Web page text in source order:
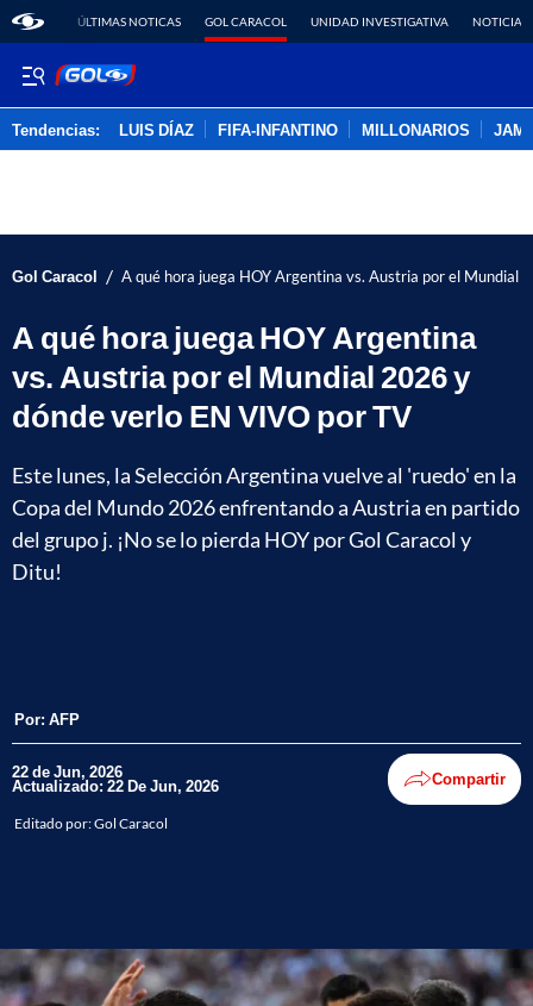
ÚLTIMAS NOTICAS GOL CARACOL UNIDAD INVESTIGATIVA NOTICIAS
Tendencias: LUIS DÍAZ FIFA-INFANTINO MILLONARIOS
Gol Caracol / A qué hora juega HOY Argentina vs. Austria por el Mundial
A qué hora juega HOY Argentina
vs. Austria por el Mundial 2026 y
dónde verlo EN VIVO por TV
Este lunes, la Selección Argentina vuelve al 'ruedo' en la
Copa del Mundo 2026 enfrentando a Austria en partido
del grupo j. ¡No se lo pierda HOY por Gol Caracol y
Ditu!
Por: AFP
22 de Jun, 2026
Actualizado: 22 De Jun, 2026 Compartir
Editado por:Gol Caracol